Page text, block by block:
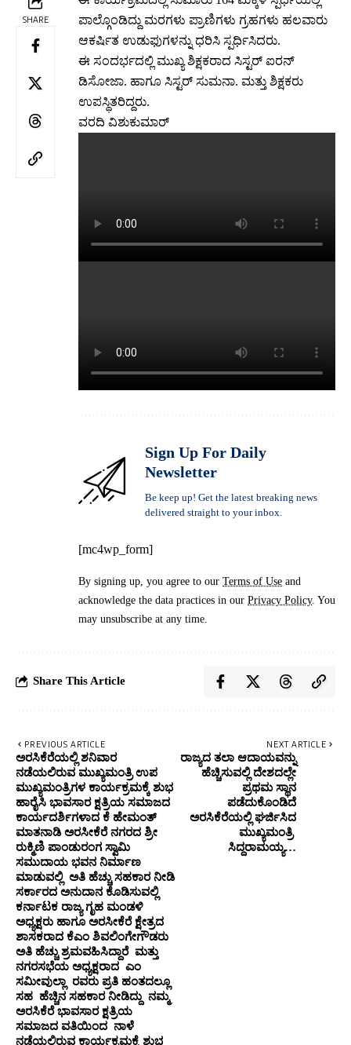
SHARE
ಪಾಲ್ಗೊಂಡಿದ್ದು ಮರಗಳು ಪ್ರಾಣಿಗಳು ಗ್ರಹಗಳು ಹಲವಾರು
ಆಕರ್ಷಿತ ಉಡುಫುಗಳನ್ನು ಧರಿಸಿ ಸ್ಪರ್ಧಿಸಿದರು.
ಈ ಸಂದರ್ಭದಲ್ಲಿ ಮುಖ್ಯ ಶಿಕ್ಷಕರಾದ ಸಿಸ್ಟರ್ ಐರನ್
ಡಿಸೋಜಾ. ಹಾಗೂ ಸಿಸ್ಟರ್ ಸುಮನಾ. ಮತ್ತು ಶಿಕ್ಷಕರು
ಉಪಸ್ಥಿತರಿದ್ದರು.
ವರದಿ ವಿಶುಕುಮಾರ್
Sign Up For Daily
Newsletter
Be keep up! Get the latest breaking news
delivered straight to your inbox.
[mc4wp_form]
By signing up, you agree to our Terms of Use and
acknowledge the data practices in our Privacy Policy. You
may unsubscribe at any time.
Share This Article
PREVIOUS ARTICLE
ಅರಸಿಕೆರೆಯಲ್ಲಿ ಶನಿವಾರ
ನಡೆಯಲಿರುವ ಮುಖ್ಯಮಂತ್ರಿ ಉಪ
ಮುಖ್ಯಮಂತ್ರಿಗಳ ಕಾರ್ಯಕ್ರಮಕ್ಕೆ ಶುಭ
ಹಾರೈಸಿ ಭಾವಸಾರ ಕ್ಷತ್ರಿಯ ಸಮಾಜದ
ಕಾರ್ಯದರ್ಶಿಗಳಾದ ಕೆ ಹೇಮಂತ್
ಮಾತನಾಡಿ ಅರಸೀಕೆರೆ ನಗರದ ಶ್ರೀ
ರುಕ್ಮಿಣಿ ಪಾಂಡುರಂಗ ಸ್ವಾಮಿ
ಸಮುದಾಯ ಭವನ ನಿರ್ಮಾಣ
ಮಾಡುವಲ್ಲಿ ಅತಿ ಹೆಚ್ಚು ಸಹಕಾರ ನೀಡಿ
ಸರ್ಕಾರದ ಅನುದಾನ ಕೊಡಿಸುವಲ್ಲಿ
ಕರ್ನಾಟಕ ರಾಜ್ಯ ಗೃಹ ಮಂಡಳಿ
ಅಧ್ಯಕ್ಷರು ಹಾಗೂ ಅರಸೀಕೆರೆ ಕ್ಷೇತ್ರದ
ಶಾಸಕರಾದ ಕೆಎಂ ಶಿವಲಿಂಗೇಗೌಡರು
ಅತಿ ಹೆಚ್ಚು ಶ್ರಮವಹಿಸಿದ್ದಾರೆ ಮತ್ತು
ನಗರಸಭೆಯ ಅಧ್ಯಕ್ಷರಾದ ಎಂ
ಸಮೀವುಲ್ಲಾ ರವರು ಪ್ರತಿ ಹಂತದಲ್ಲೂ
ಸಹ ಹೆಚ್ಚಿನ ಸಹಕಾರ ನೀಡಿದ್ದು ನಮ್ಮ
ಅರಸಿಕೆರೆ ಭಾವಸಾರ ಕ್ಷತ್ರಿಯ
ಸಮಾಜದ ವತಿಯಿಂದ ನಾಳೆ
ನಡೆಯಲಿರುವ ಕಾರ್ಯಕ್ರಮಕ್ಕೆ ಶುಭ
NEXT ARTICLE
ರಾಜ್ಯದ ತಲಾ ಆದಾಯವನ್ನು
ಹೆಚ್ಚಿಸುವಲ್ಲಿ ದೇಶದಲ್ಲೇ
ಪ್ರಥಮ ಸ್ಥಾನ
ಪಡೆದುಕೊಂಡಿದೆ
ಅರಸಿಕೆರೆಯಲ್ಲಿ ಘರ್ಜಿಸಿದ
ಮುಖ್ಯಮಂತ್ರಿ
ಸಿದ್ದರಾಮಯ್ಯ…